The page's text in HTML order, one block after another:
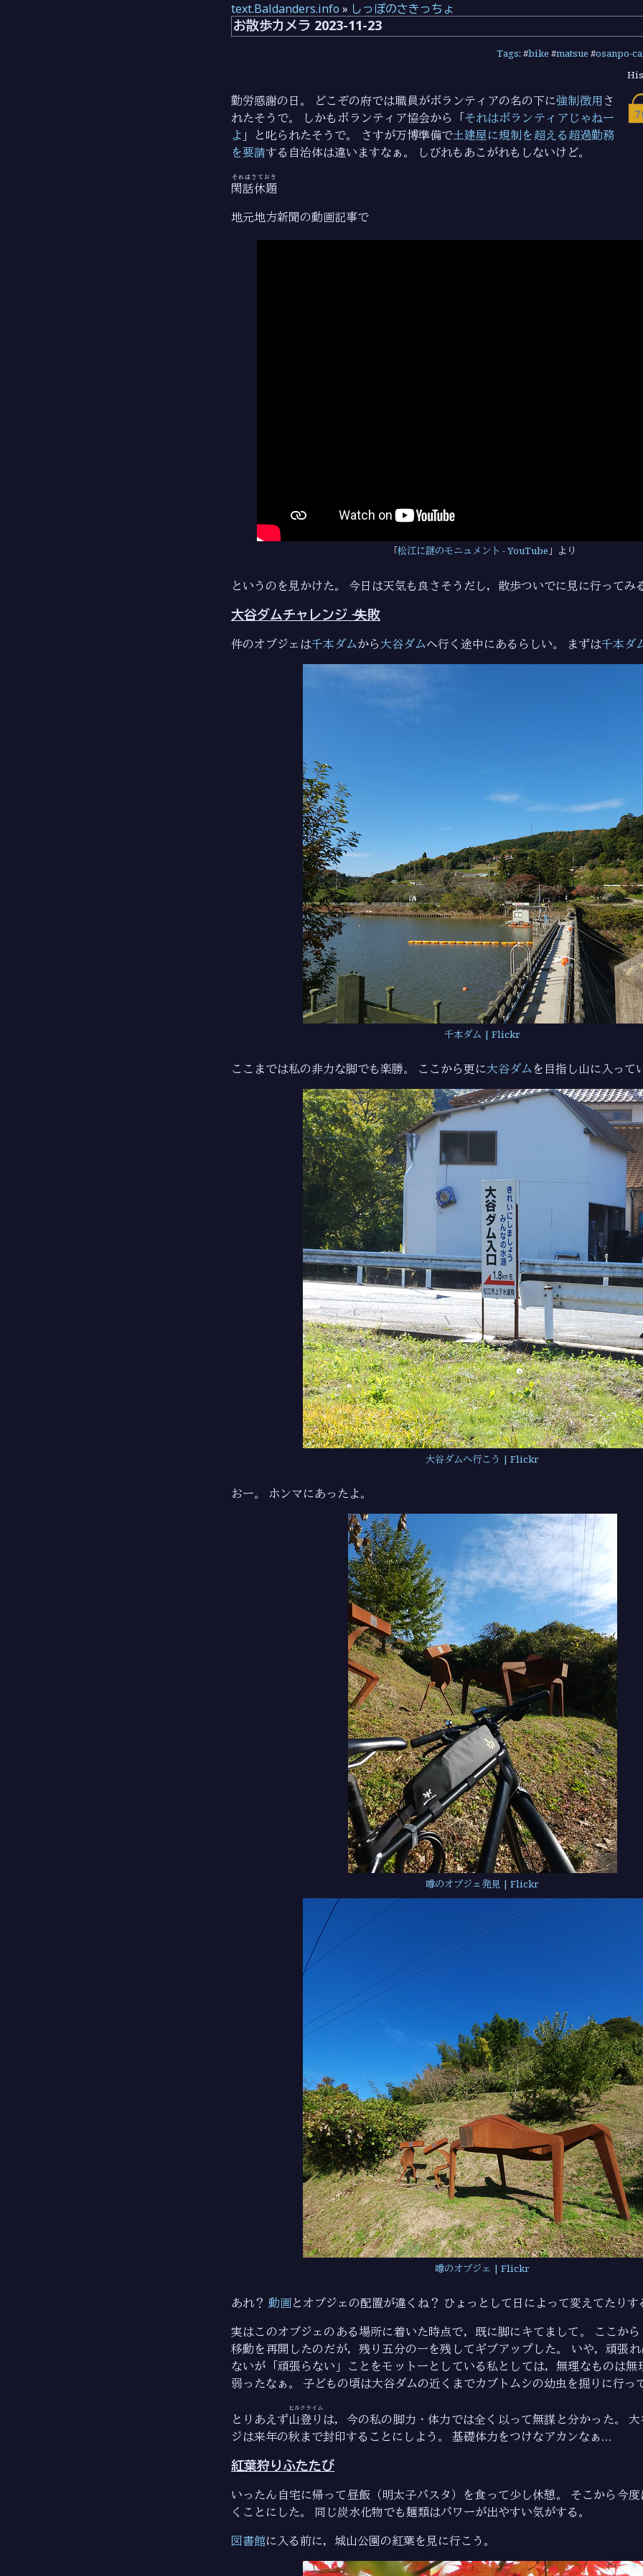
text.Baldanders.info » しっぽのさきっちょ
お散歩カメラ 2023-11-23
Tags: #bike #matsue #osanpo-
勤労感謝の日。 どこぞの府では職員がボランティアの名の下に強制徴用さ
れたそうで。 しかもボランティア協会から「それはボランティアじゃねー
よ 」と叱られたそうで。 さすが万博準備で土建屋に規制を超える超過勤務
を要請する自治体は違いますなぁ。 しびれもあこがれもしないけど。
閑話休題
それはさておき
地元地方新聞の動画記事で
松江に謎のモニュメント - YouTube より
というのを見かけた。 今日は天気も良さそうだし，散歩ついでに見に行ってみ
大谷ダムチャレンジ → 失敗
件のオブジェは千本ダムから大谷ダムへ行く途中にあるらしい。 まずは千本ダ
千本ダム | Flickr
ここまでは私の非力な脚でも楽勝。 ここから更に大谷ダムを目指し山に入って
大谷ダムへ行こう | Flickr
おー。 ホンマにあったよ。
噂のオブジェ発見 | Flickr
噂のオブジェ | Flickr
あれ？ 動画とオブジェの配置が違くね？ ひょっとして日によって変えてたり
実はこのオブジェのある場所に着いた時点で，既に脚にキてまして。 ここか
移動を再開したのだが，残り五分の一を残してギブアップした。 いや，頑張
ないが「頑張らない」ことをモットーとしている私としては，無理なものは無
弱ったなぁ。 子どもの頃は大谷ダムの近くまでカブトムシの幼虫を掘りに行っ
とりあえず山登り
ヒルクライム
は，今の私の脚力・体力では全く以って無謀と分かった。
ジは来年の秋まで封印することにしよう。 基礎体力をつけなアカンなぁ…
紅葉狩りふたたび
いったん自宅に帰って昼飯（明太子パスタ）を食って少し休憩。 そこから今度
くことにした。 同じ炭水化物でも麺類はパワーが出やすい気がする。
図書館に入る前に，城山公園の紅葉を見に行こう。